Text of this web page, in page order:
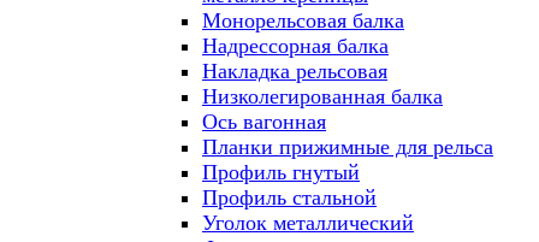
Монорельсовая балка
Надрессорная балка
Накладка рельсовая
Низколегированная балка
Ось вагонная
Планки прижимные для рельса
Профиль гнутый
Профиль стальной
Уголок металлический